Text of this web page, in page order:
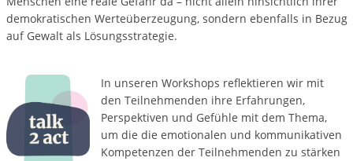
demokratischen Werteüberzeugung, sondern ebenfalls in Bezug
auf Gewalt als Lösungsstrategie.
In unseren Workshops reflektieren wir mit
den Teilnehmenden ihre Erfahrungen,
Perspektiven und Gefühle mit dem Thema,
um die die emotionalen und kommunikativen
Kompetenzen der Teilnehmenden zu stärken